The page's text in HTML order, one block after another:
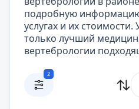
подробную
услугах и их
только лучший
вертебрологии
2